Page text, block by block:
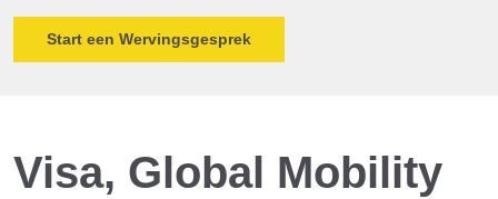
Start een Wervingsgesprek
Visa, Global Mobility